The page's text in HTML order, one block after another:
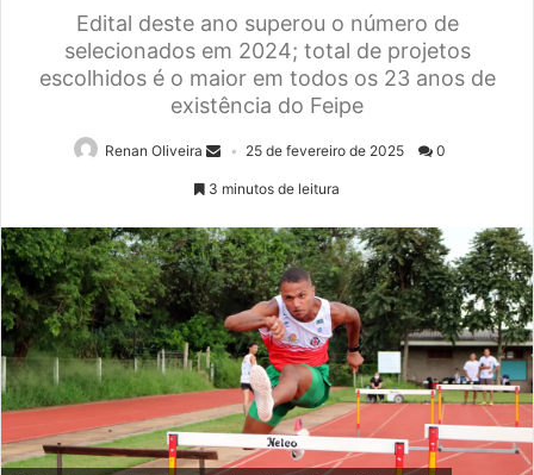
Edital deste ano superou o número de
selecionados em 2024; total de projetos
escolhidos é o maior em todos os 23 anos de
existência do Feipe
Renan Oliveira 25 de fevereiro de 2025 0
3 minutos de leitura